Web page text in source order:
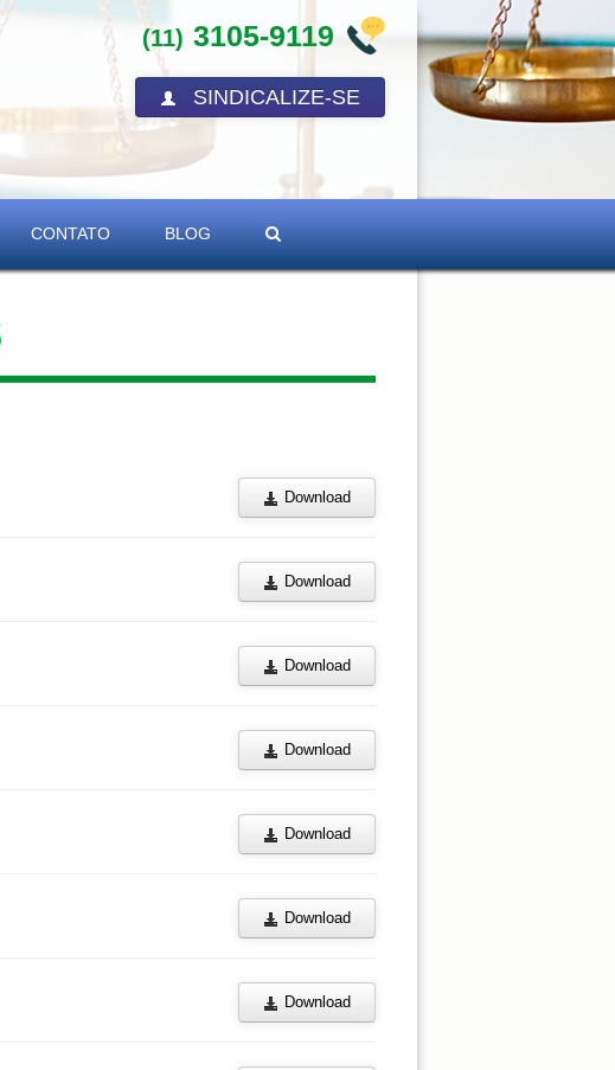
(11) 3105-9119
SINDICALIZE-SE
CONTATO BLOG
Download
Download
Download
Download
Download
Download
Download